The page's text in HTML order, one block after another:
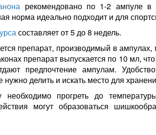
рекомендовано по 1-2 ампуле в
норма идеально подходит и для
составляет от 5 до 8 недель.
препарат, производимый в ампулах,
препарат выпускается по 10 мл,
предпочтение ампулам.
нужно делить и искать место для
прогреть до
могут образоваться